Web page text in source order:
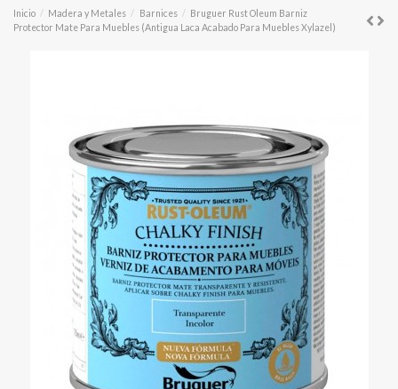
Inicio Madera y Metales Barnices
Bruguer Rust Oleum Barniz
Protector Mate Para Muebles (Antigua Laca Acabado Para Muebles Xylazel)